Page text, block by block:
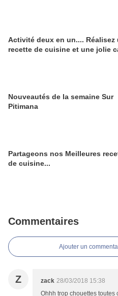
Activité deux en un.... Réalisez
recette de cuisine et une jolie
Nouveautés de la semaine Sur
Pitimana
Partageons nos Meilleures
de cuisine...
Commentaires
Ajouter un
Z zack 28/03/2018 15:38
Ohhh trop chouettes toutes